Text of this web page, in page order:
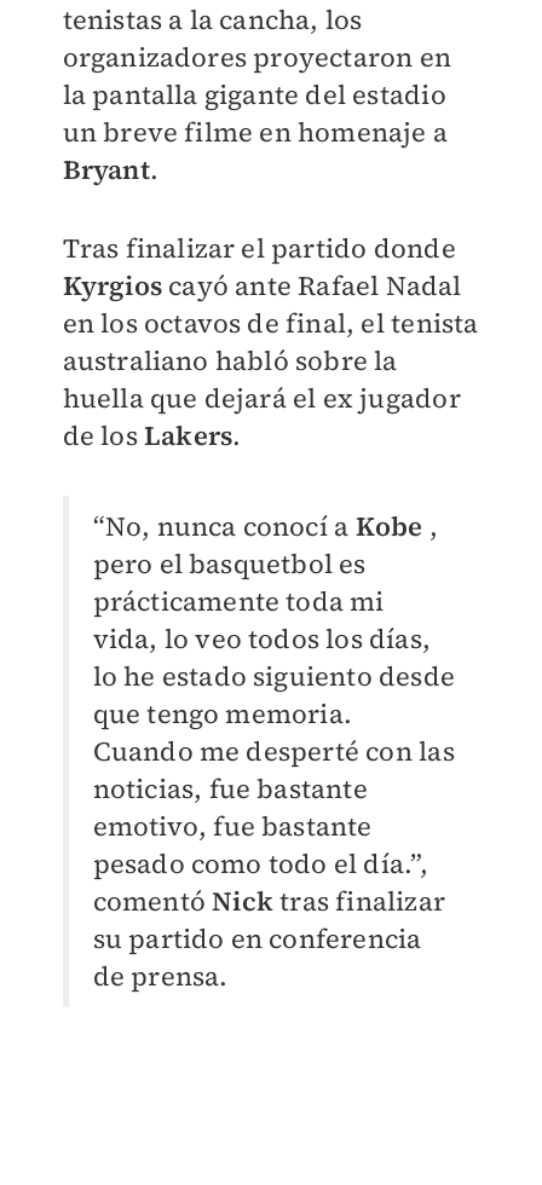
tenistas a la cancha, los
organizadores proyectaron en
la pantalla gigante del estadio
un breve filme en homenaje a
Bryant.
Tras finalizar el partido donde
Kyrgios cayó ante Rafael Nadal
en los octavos de final, el tenista
australiano habló sobre la
huella que dejará el ex jugador
de losLakers.
“No, nunca conocí a Kobe ,
pero el basquetbol es
prácticamente toda mi
vida, lo veo todos los días,
lo he estado siguiento desde
que tengo memoria.
Cuando me desperté con las
noticias, fue bastante
emotivo, fue bastante
pesado como todo el día.”,
comentóNicktras finalizar
su partido en conferencia
de prensa.